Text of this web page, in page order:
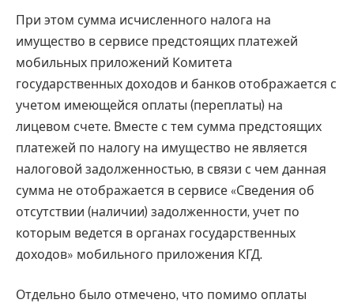
При этом сумма исчисленного налога на
имущество в сервисе предстоящих платежей
мобильных приложений Комитета
государственных доходов и банков отображается с
учетом имеющейся оплаты (переплаты) на
лицевом счете. Вместе с тем сумма предстоящих
платежей по налогу на имущество не является
налоговой задолженностью, в связи с чем данная
сумма не отображается в сервисе «Сведения об
отсутствии (наличии) задолженности, учет по
которым ведется в органах государственных
доходов» мобильного приложения КГД.
Отдельно было отмечено, что помимо оплаты